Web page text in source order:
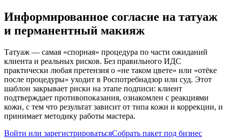
Информированное согласие на татуаж
и перманентный макияж
Татуаж — самая «спорная» процедура по части ожиданий
клиента и реальных рисков. Без правильного ИДС
практически любая претензия о «не таком цвете» или «отёке
после процедуры» уходит в Роспотребнадзор или суд. Этот
шаблон закрывает риски на этапе подписи: клиент
подтверждает противопоказания, ознакомлен с реакциями
кожи, с тем что результат зависит от типа кожи и коррекции, и
принимает методику работы мастера.
Войти или зарегистрироватьсяСобрать пакет под бизнес